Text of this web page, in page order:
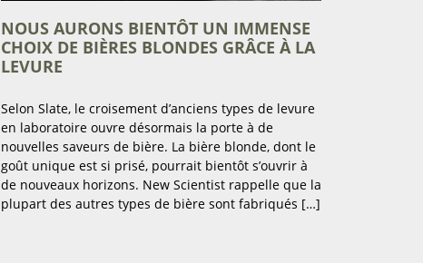
NOUS AURONS BIENTÔT UN IMMENSE
CHOIX DE BIÈRES BLONDES GRÂCE À LA
LEVURE
Selon Slate, le croisement d’anciens types de levure
en laboratoire ouvre désormais la porte à de
nouvelles saveurs de bière. La bière blonde, dont le
goût unique est si prisé, pourrait bientôt s’ouvrir à
de nouveaux horizons. New Scientist rappelle que la
plupart des autres types de bière sont fabriqués […]